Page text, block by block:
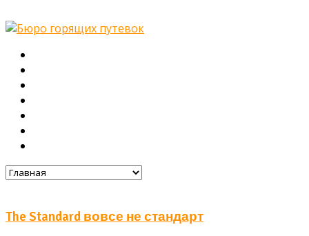
The Standard вовсе не стандарт